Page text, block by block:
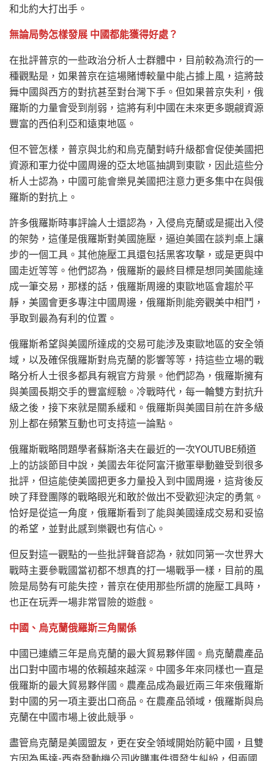
和北約大打出手。
無論局勢怎樣發展 中國都能獲得好處？
在批評普京的一些政治分析人士群體中，目前較為流行的一
種觀點是，如果普京在這場賭博較量中能占據上風，這將鼓
舞中國與西方的對抗甚至對台灣下手。但如果普京失利，俄
羅斯的力量會受到削弱，這將有利中國在未來更多覬覦資源
豐富的西伯利亞和遠東地區。
但不管怎樣，普京與北約和烏克蘭對峙升級都會促使美國把
資源和軍力從中國周邊的亞太地區抽調到東歐，因此這些分
析人士認為，中國可能會樂見美國把注意力更多集中在與俄
羅斯的對抗上。
許多俄羅斯時事評論人士還認為，入侵烏克蘭或是擺出入侵
的架勢，這僅是俄羅斯對美國施壓，逼迫美國在談判桌上讓
步的一個工具。其他施壓工具還包括黑客攻擊，或是更與中
國走近等等。他們認為，俄羅斯的最終目標是想同美國能達
成一筆交易，那樣的話，俄羅斯周邊的東歐地區會趨於平
靜，美國會更多專注中國周邊，俄羅斯則能旁觀美中相鬥，
爭取到最為有利的位置。
俄羅斯希望與美國所達成的交易可能涉及東歐地區的安全領
域，以及確保俄羅斯對烏克蘭的影響等等，持這些立場的戰
略分析人士很多都具有親官方背景。他們認為，俄羅斯擁有
與美國長期交手的豐富經驗。冷戰時代，每一輪雙方對抗升
級之後，接下來就是關系緩和。俄羅斯與美國目前在許多級
別上都在頻繁互動也可支持這一論點。
俄羅斯戰略問題學者蘇斯洛夫在最近的一次YOUTUBE頻道
上的訪談節目中說，美國去年從阿富汗撤軍舉動雖受到很多
批評，但這能使美國把更多力量投入到中國周邊，這背後反
映了拜登團隊的戰略眼光和敢於做出不受歡迎決定的勇氣。
恰好是從這一角度，俄羅斯看到了能與美國達成交易和妥協
的希望，並對此感到樂觀也有信心。
但反對這一觀點的一些批評聲音認為，就如同第一次世界大
戰時主要參戰國當初都不想真的打一場戰爭一樣，目前的風
險是局勢有可能失控，普京在使用那些所謂的施壓工具時，
也正在玩弄一場非常冒險的遊戲。
中國、烏克蘭俄羅斯三角關係
中國已連續三年是烏克蘭的最大貿易夥伴國。烏克蘭農產品
出口對中國市場的依賴越來越深。中國多年來同樣也一直是
俄羅斯的最大貿易夥伴國。農產品成為最近兩三年來俄羅斯
對中國的另一項主要出口商品。在農產品領域，俄羅斯與烏
克蘭在中國市場上彼此競爭。
盡管烏克蘭是美國盟友，更在安全領域開始防範中國，且雙